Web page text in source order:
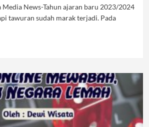
News-Tahun ajaran baru 2023/2024
tawuran sudah marak terjadi. Pada